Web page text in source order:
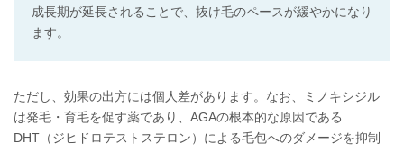
成長期が延長されることで、抜け毛のペースが緩やかになり
ます。
ただし、効果の出方には個人差があります。 なお、ミノキシジル
は発毛・育毛を促す薬であり、AGAの根本的な原因である
DHT（ジヒドロテストステロン）による毛包へのダメージを抑制